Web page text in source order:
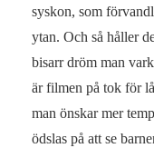
syskon, som
ytan. Och så håller
bisarr dröm man
är filmen på tok för
man önskar mer
ödslas på att se